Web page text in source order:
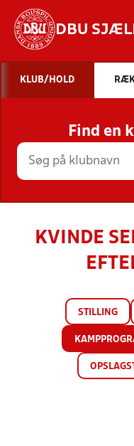
DBU
STILLINGER,
KLUB/HOLD
Find en
KVINDE
STILLING